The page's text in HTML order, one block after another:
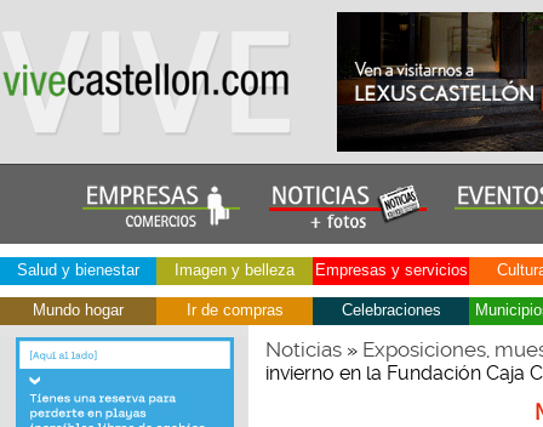
Salud y bienestar Imagen y belleza Empresas y servicios
Mundo hogar Ir de compras Celebraciones
Noticias» Exposiciones,
invierno en la Fundación Caja